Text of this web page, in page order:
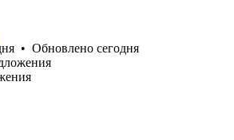
• Обновлено сегодня